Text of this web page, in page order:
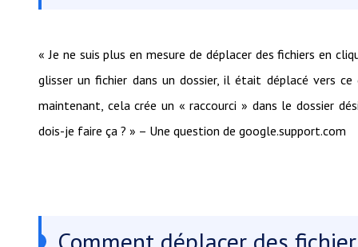
« Je ne suis plus en mesure de déplacer des fichiers en
glisser un fichier dans un dossier, il était déplacé vers
maintenant, cela crée un « raccourci » dans le dossier
dois-je faire ça ? » – Une question de google.support.com